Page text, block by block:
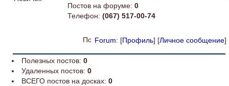
Постов на форуме: 0
Телефон: (067) 517-00-74
Forum: [Профиль] [Личное сообщение]
Полезных постов: 0
Удаленных постов: 0
ВСЕГО постов на досках: 0